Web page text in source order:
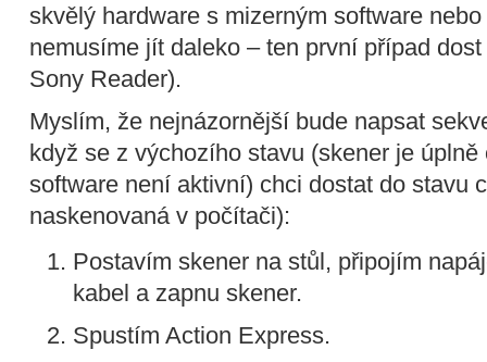
skvělý hardware s mizerným software
nemusíme jít daleko – ten první případ
Sony Reader).
Myslím, že nejnázornější bude napsat
když se z výchozího stavu (skener je
software není aktivní) chci dostat do stavu
naskenovaná v počítači):
Postavím skener na stůl, připojím
kabel a zapnu skener.
Spustím Action Express.